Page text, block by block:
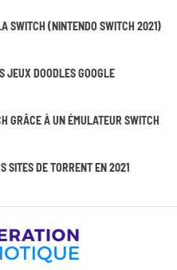
SWITCH (NINTENDO SWITCH 2021)
JEUX DOODLES GOOGLE
GRÂCE À UN ÉMULATEUR SWITCH
SITES DE TORRENT EN 2021